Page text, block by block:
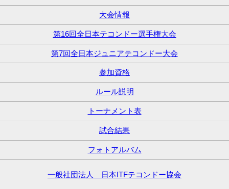
大会情報
第16回全日本テコンドー選手権大会
第7回全日本ジュニアテコンドー大会
参加資格
ルール説明
トーナメント表
試合結果
フォトアルバム
一般社団法人 日本ITFテコンドー協会